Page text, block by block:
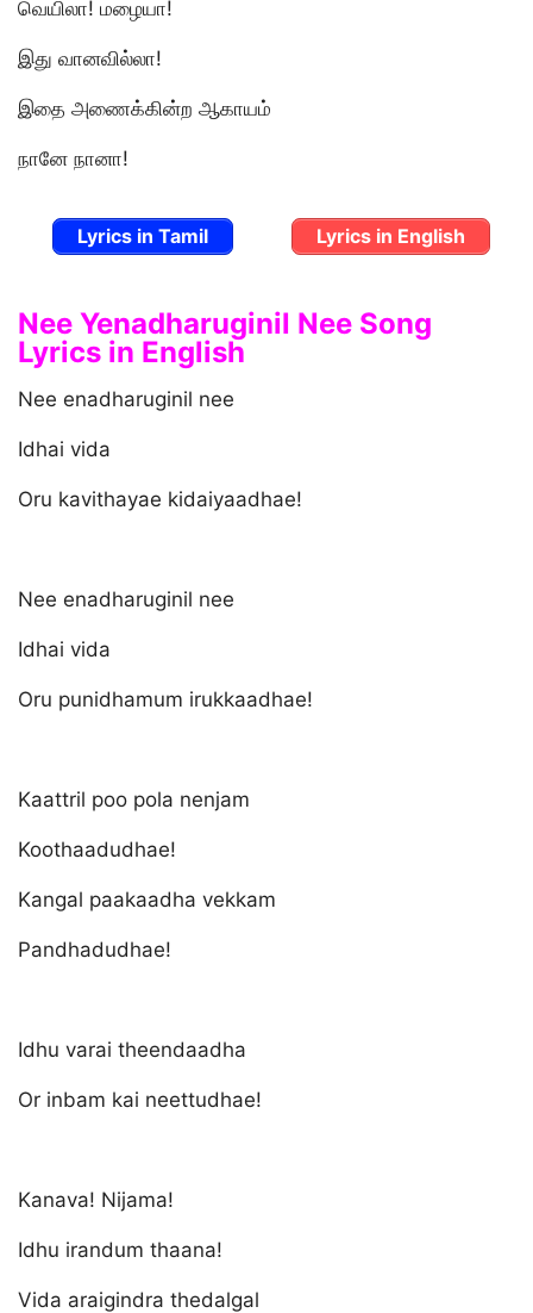
வெயிலா! மழையா!
இது வானவில்லா!
இதை அணைக்கின்ற ஆகாயம்
நானே நானா!
Lyrics in Tamil Lyrics in English
Nee Yenadharuginil Nee Song
Lyrics in English
Nee enadharuginil nee
Idhai vida
Oru kavithayae kidaiyaadhae!
Nee enadharuginil nee
Idhai vida
Oru punidhamum irukkaadhae!
Kaattril poo pola nenjam
Koothaadudhae!
Kangal paakaadha vekkam
Pandhadudhae!
Idhu varai theendaadha
Or inbam kai neettudhae!
Kanava! Nijama!
Idhu irandum thaana!
Vida araigindra thedalgal